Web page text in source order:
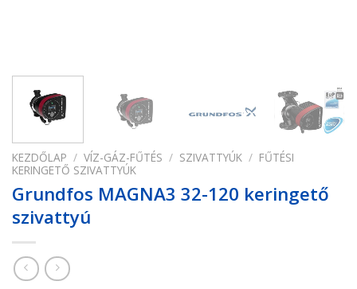
KEZDŐLAP / VÍZ-GÁZ-FŰTÉS / SZIVATTYÚK / FŰTÉSI
KERINGETŐ SZIVATTYÚK
Grundfos MAGNA3 32-120 keringető
szivattyú